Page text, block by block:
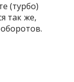
(турбо)
так же,